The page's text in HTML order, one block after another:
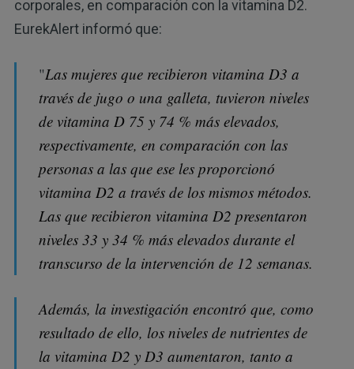
corporales, en comparación con la vitamina D2.
EurekAlert informó que:
"Las mujeres que recibieron vitamina D3 a
través de jugo o una galleta, tuvieron niveles
de vitamina D 75 y 74 % más elevados,
respectivamente, en comparación con las
personas a las que ese les proporcionó
vitamina D2 a través de los mismos métodos.
Las que recibieron vitamina D2 presentaron
niveles 33 y 34 % más elevados durante el
transcurso de la intervención de 12 semanas.
Además, la investigación encontró que, como
resultado de ello, los niveles de nutrientes de
la vitamina D2 y D3 aumentaron, tanto a